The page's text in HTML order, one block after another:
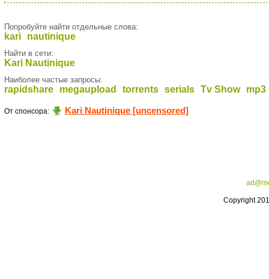
Попробуйте найти отдельные слова:
kari nautinique
Найти в сети:
Kari Nautinique
Наиболее частые запросы:
rapidshare megaupload torrents serials Tv Show mp3
От спонсора: Kari Nautinique [uncensored]
Copyright